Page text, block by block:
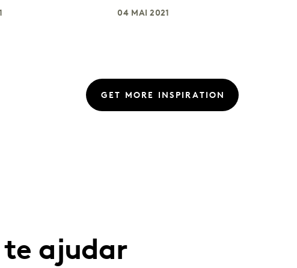
04 MAI 2021
GET MORE INSPIRATION
te ajudar